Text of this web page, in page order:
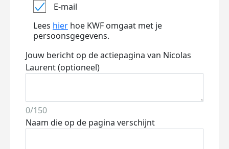
E-mail
Lees hier hoe KWF omgaat met je
persoonsgegevens.
Jouw bericht op de actiepagina van Nicolas
Laurent (optioneel)
0/150
Naam die op de pagina verschijnt